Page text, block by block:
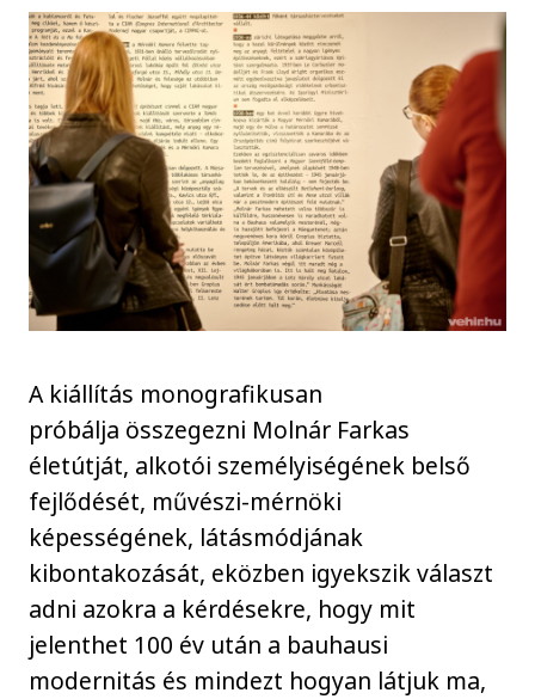
A kiállítás monografikusan
próbálja összegezni Molnár Farkas
életútját, alkotói személyiségének belső
fejlődését, művészi-mérnöki
képességének, látásmódjának
kibontakozását, eközben igyekszik választ
adni azokra a kérdésekre, hogy mit
jelenthet 100 év után a bauhausi
modernitás és mindezt hogyan látjuk ma,